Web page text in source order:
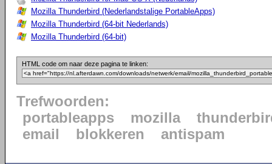
Mozilla Thunderbird (Nederlandstalige PortableApps)
Mozilla Thunderbird (64-bit Nederlands)
Mozilla Thunderbird (64-bit)
HTML code om naar deze pagina te linken:
Trefwoorden:
portableapps
mozilla
email
blokkeren antispam